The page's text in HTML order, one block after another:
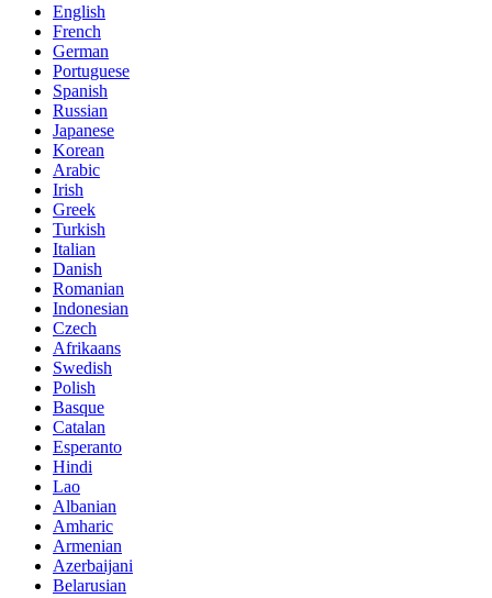
English
French
German
Portuguese
Spanish
Russian
Japanese
Korean
Arabic
Irish
Greek
Turkish
Italian
Danish
Romanian
Indonesian
Czech
Afrikaans
Swedish
Polish
Basque
Catalan
Esperanto
Hindi
Lao
Albanian
Amharic
Armenian
Azerbaijani
Belarusian